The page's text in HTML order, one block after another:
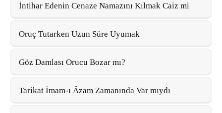
İntihar Edenin Cenaze Namazını Kılmak Caiz mi
Oruç Tutarken Uzun Süre Uyumak
Göz Damlası Orucu Bozar mı?
Tarikat İmam-ı Âzam Zamanında Var mıydı